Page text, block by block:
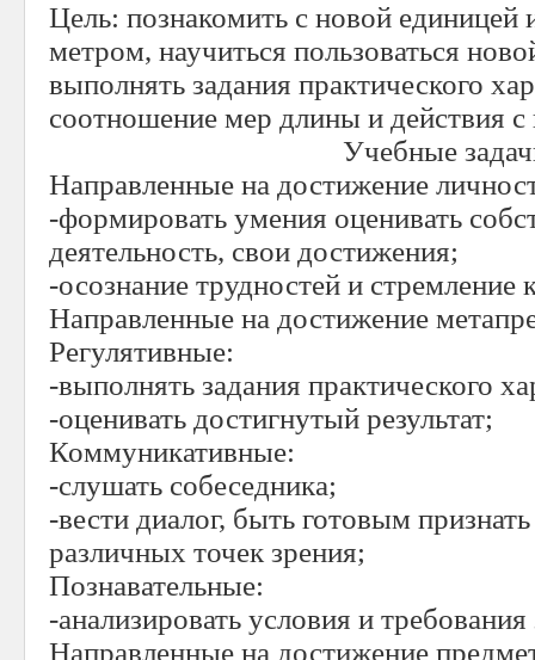
Цель: познакомить с новой
метром, научиться пользоваться
выполнять задания практического
соотношение мер длины и действия
Учебные
Направленные на достижение
-формировать умения оценивать
деятельность, свои достижения;
-осознание трудностей и
Направленные на достижение
Регулятивные:
-выполнять задания практического
-оценивать достигнутый результат;
Коммуникативные:
-слушать собеседника;
-вести диалог, быть готовым
различных точек зрения;
Познавательные:
-анализировать условия и требования
Направленные на достижение